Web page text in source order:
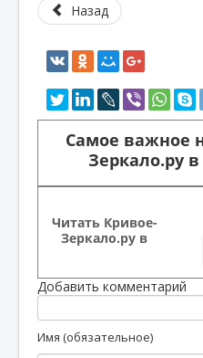
Назад
Самое важное
Зеркало.ру в
Читать Кривое-
Зеркало.ру в
Добавить комментарий
Имя (обязательное)